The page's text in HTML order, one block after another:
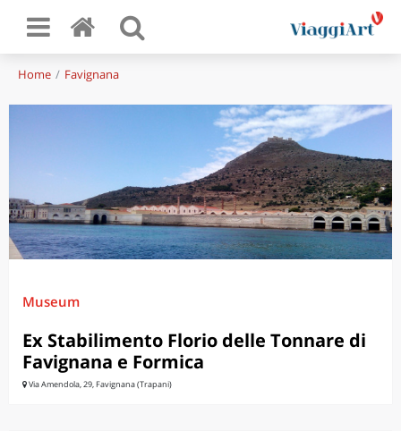
Home Favignana
Museum
Ex Stabilimento Florio delle Tonnare di
Favignana e Formica
Via Amendola, 29, Favignana (Trapani)